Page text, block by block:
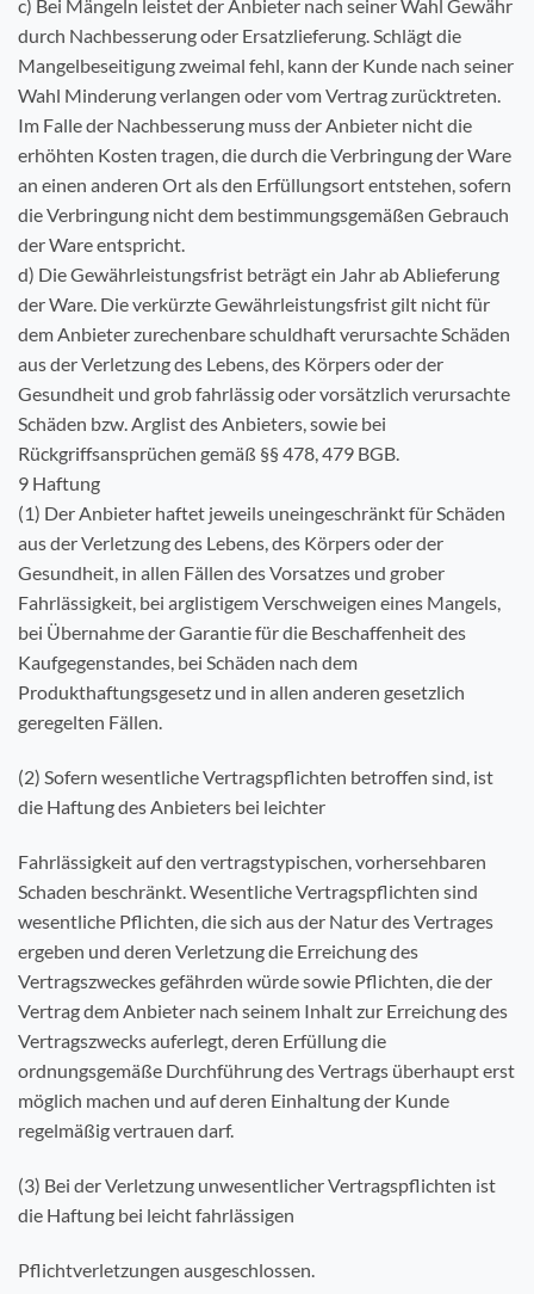
c) Bei Mängeln leistet der Anbieter nach seiner Wahl Gewähr
durch Nachbesserung oder Ersatzlieferung. Schlägt die
Mangelbeseitigung zweimal fehl, kann der Kunde nach seiner
Wahl Minderung verlangen oder vom Vertrag zurücktreten.
Im Falle der Nachbesserung muss der Anbieter nicht die
erhöhten Kosten tragen, die durch die Verbringung der Ware
an einen anderen Ort als den Erfüllungsort entstehen, sofern
die Verbringung nicht dem bestimmungsgemäßen Gebrauch
der Ware entspricht.
d) Die Gewährleistungsfrist beträgt ein Jahr ab Ablieferung
der Ware. Die verkürzte Gewährleistungsfrist gilt nicht für
dem Anbieter zurechenbare schuldhaft verursachte Schäden
aus der Verletzung des Lebens, des Körpers oder der
Gesundheit und grob fahrlässig oder vorsätzlich verursachte
Schäden bzw. Arglist des Anbieters, sowie bei
Rückgriffsansprüchen gemäß §§ 478, 479 BGB.
9 Haftung
(1) Der Anbieter haftet jeweils uneingeschränkt für Schäden
aus der Verletzung des Lebens, des Körpers oder der
Gesundheit, in allen Fällen des Vorsatzes und grober
Fahrlässigkeit, bei arglistigem Verschweigen eines Mangels,
bei Übernahme der Garantie für die Beschaffenheit des
Kaufgegenstandes, bei Schäden nach dem
Produkthaftungsgesetz und in allen anderen gesetzlich
geregelten Fällen.
(2) Sofern wesentliche Vertragspflichten betroffen sind, ist
die Haftung des Anbieters bei leichter
Fahrlässigkeit auf den vertragstypischen, vorhersehbaren
Schaden beschränkt. Wesentliche Vertragspflichten sind
wesentliche Pflichten, die sich aus der Natur des Vertrages
ergeben und deren Verletzung die Erreichung des
Vertragszweckes gefährden würde sowie Pflichten, die der
Vertrag dem Anbieter nach seinem Inhalt zur Erreichung des
Vertragszwecks auferlegt, deren Erfüllung die
ordnungsgemäße Durchführung des Vertrags überhaupt erst
möglich machen und auf deren Einhaltung der Kunde
regelmäßig vertrauen darf.
(3) Bei der Verletzung unwesentlicher Vertragspflichten ist
die Haftung bei leicht fahrlässigen
Pflichtverletzungen ausgeschlossen.